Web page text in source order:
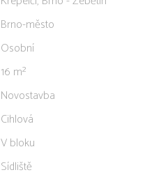
Brno-město
Osobní
16 m²
Novostavba
Cihlová
V bloku
Sídliště